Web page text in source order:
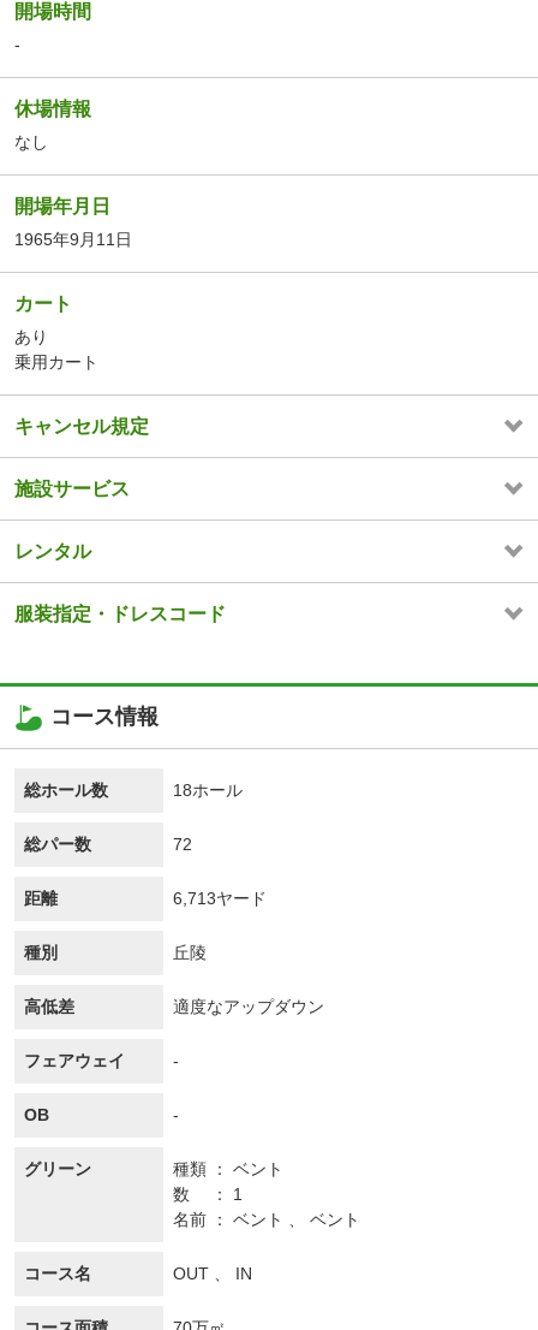
開場時間
-
休場情報
なし
開場年月日
1965年9月11日
カート
あり
乗用カート
キャンセル規定
施設サービス
レンタル
服装指定・ドレスコード
コース情報
総ホール数 18ホール
総パー数 72
距離 6,713ヤード
種別 丘陵
高低差 適度なアップダウン
フェアウェイ -
OB -
グリーン 種類
ベント
数
1
名前
ベント 、 ベント
コース名 OUT 、 IN